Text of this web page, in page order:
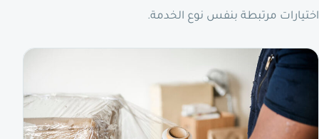
اختيارات مرتبطة بنفس نوع الخدمة.